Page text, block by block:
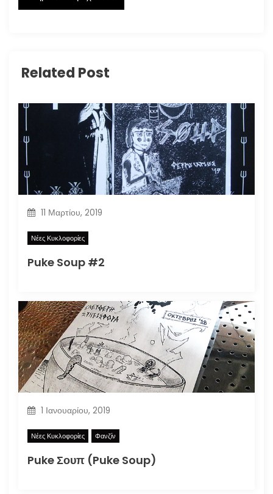
Related Post
11 Μαρτίου, 2019
Νέες Κυκλοφορίες
Puke Soup #2
1 Ιανουαρίου, 2019
Νέες Κυκλοφορίες Φανζίν
Puke Σουπ (Puke Soup)